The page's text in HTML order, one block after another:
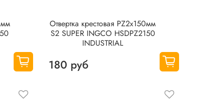
Отвертка крестовая PZ2x150мм
S2 SUPER INGCO HSDPZ2150
INDUSTRIAL
180 руб